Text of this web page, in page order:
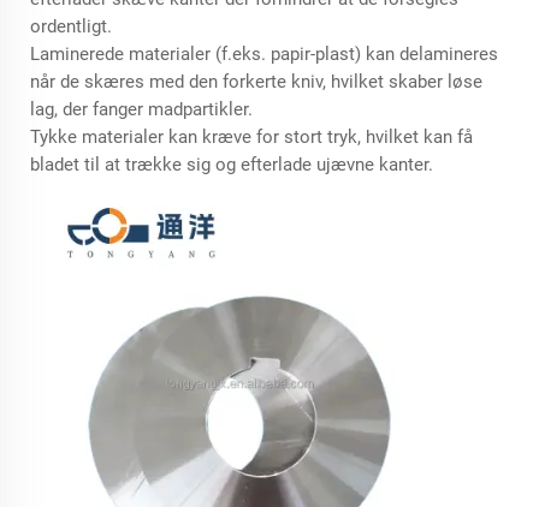
ordentligt.
Laminerede materialer (f.eks. papir-plast) kan delamineres
når de skæres med den forkerte kniv, hvilket skaber løse
lag, der fanger madpartikler.
Tykke materialer kan kræve for stort tryk, hvilket kan få
bladet til at trække sig og efterlade ujævne kanter.